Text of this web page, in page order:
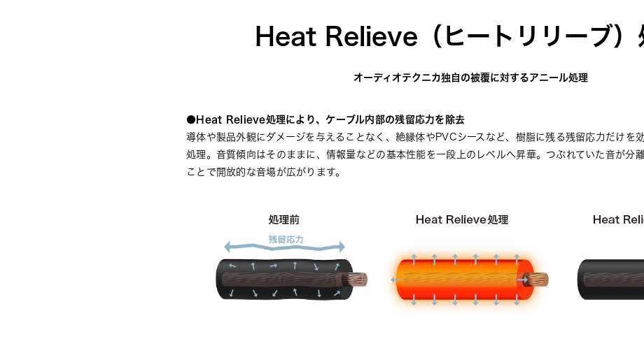
Heat Relieve（ヒートリリーブ）
オーディオテクニカ独自の被覆に対するアニール処理
●Heat Relieve処理により、ケーブル内部の残留応力を除去
導体や製品外観にダメージを与えることなく、絶縁体やPVCシースなど、樹脂に残る残留応力だけを
処理。音質傾向はそのままに、情報量などの基本性能を一段上のレベルへ昇華。つぶれていた音が分
ことで開放的な音場が広がります。